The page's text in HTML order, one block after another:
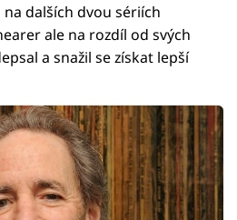
dalších dvou sériích
ale na rozdíl od svých
a snažil se získat lepší